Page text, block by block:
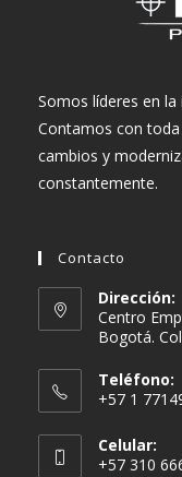
Somos líderes en
Contamos con
cambios y
constantemente.
Contacto
Dirección:
Centro
Bogotá.
Teléfono:
+57 1
Celular:
+57 310